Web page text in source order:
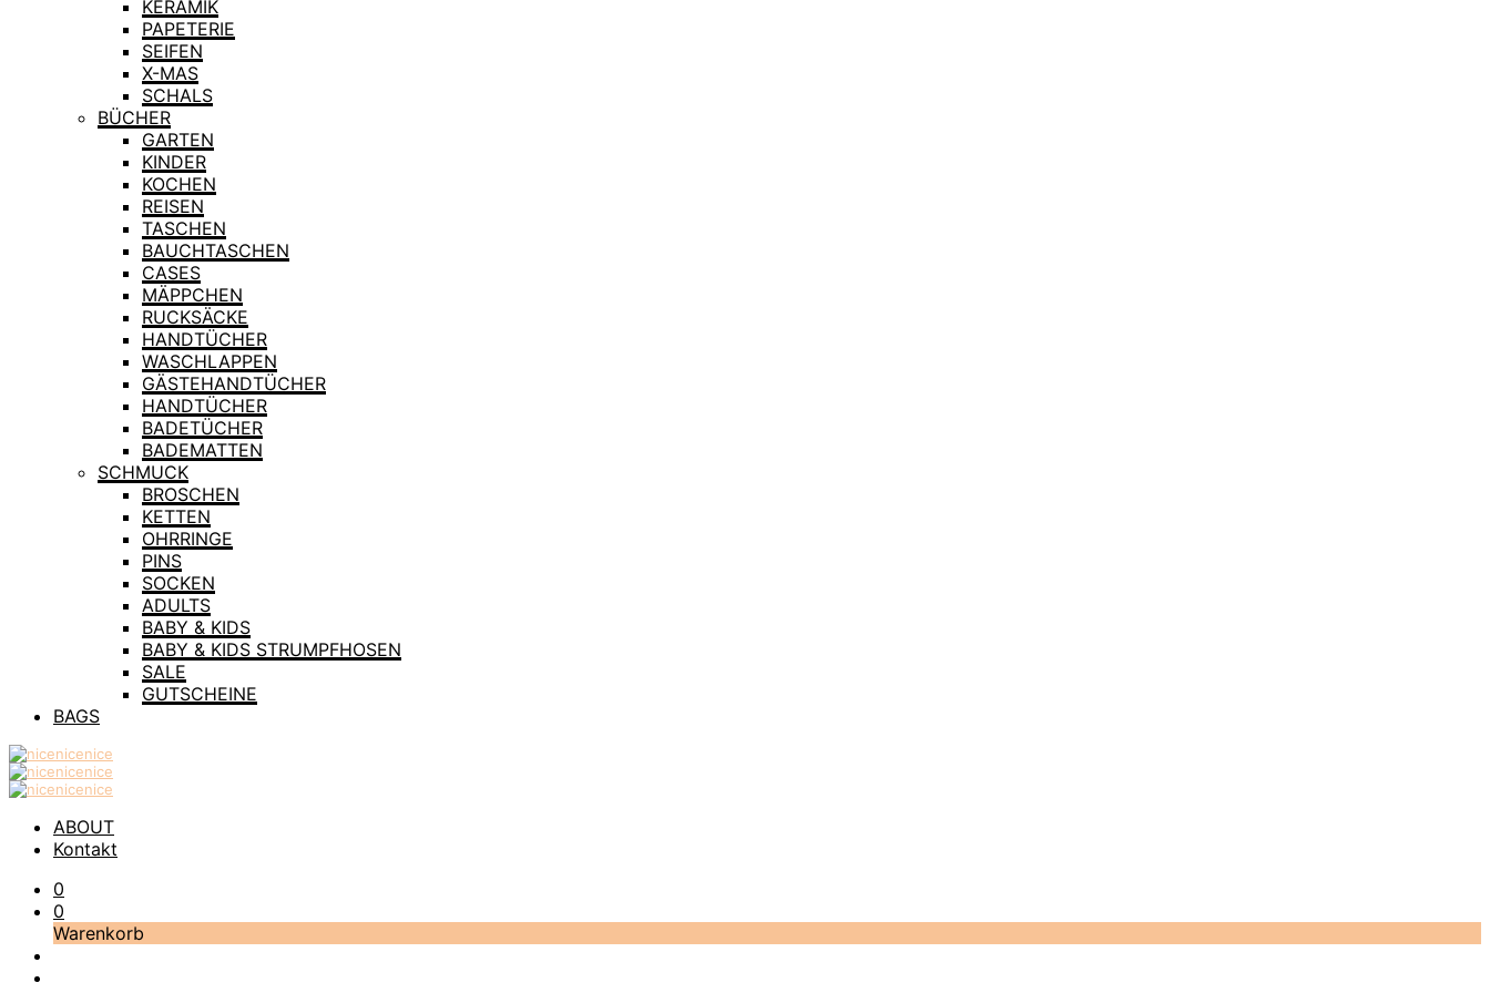
KERAMIK
PAPETERIE
SEIFEN
X-MAS
SCHALS
BÜCHER
GARTEN
KINDER
KOCHEN
REISEN
TASCHEN
BAUCHTASCHEN
CASES
MÄPPCHEN
RUCKSÄCKE
HANDTÜCHER
WASCHLAPPEN
GÄSTEHANDTÜCHER
HANDTÜCHER
BADETÜCHER
BADEMATTEN
SCHMUCK
BROSCHEN
KETTEN
OHRRINGE
PINS
SOCKEN
ADULTS
BABY & KIDS
BABY & KIDS STRUMPFHOSEN
SALE
GUTSCHEINE
BAGS
ABOUT
Kontakt
0
0
Warenkorb